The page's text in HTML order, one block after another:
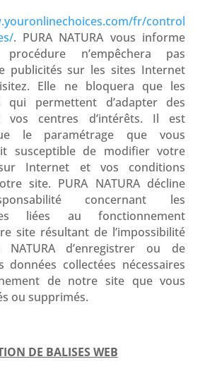
fr/control
. PURA NATURA vous informe
n’empêchera pas
publicités sur les sites Internet
Elle ne bloquera que les
qui permettent d’adapter des
vos centres d’intérêts. Il est
le paramétrage que vous
susceptible de modifier votre
Internet et vos conditions
site. PURA NATURA décline
concernant les
liées au fonctionnement
site résultant de l’impossibilité
NATURA d’enregistrer ou de
données collectées nécessaires
de notre site que vous
ou supprimés.
DE BALISES WEB